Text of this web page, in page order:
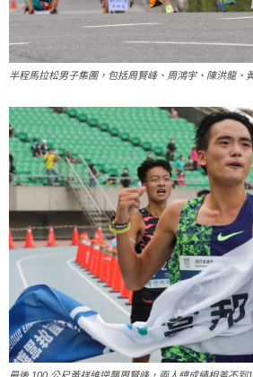
半程馬拉松男子集團，包括周賢峰、周鴻宇、陳洪龍、